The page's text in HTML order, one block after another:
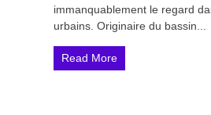
immanquablement le regard
urbains. Originaire du bassin...
Read More